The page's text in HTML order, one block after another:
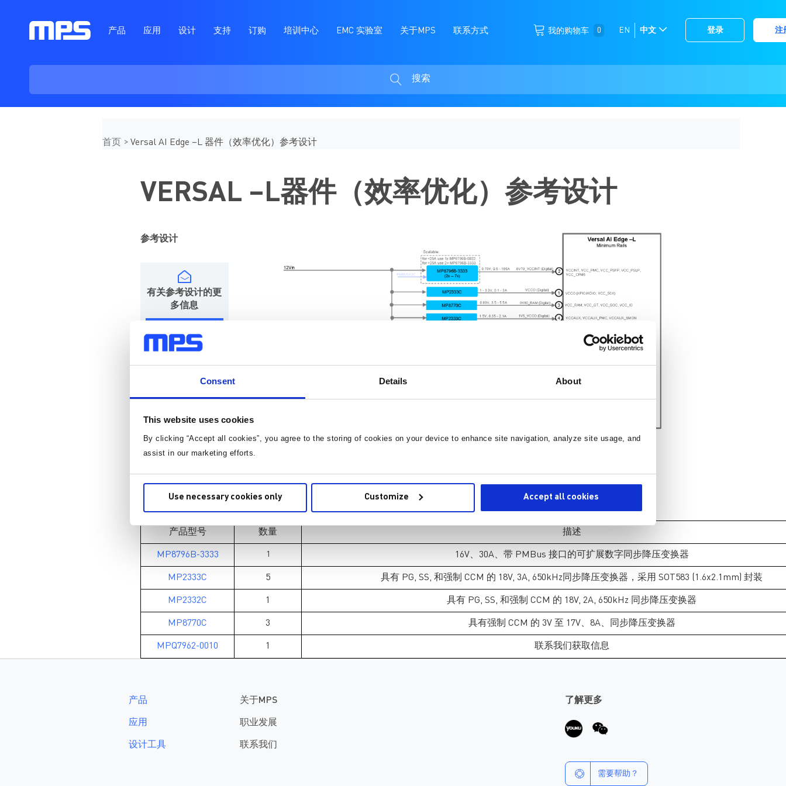
Consent Details About
This website uses cookies
By clicking “Accept all cookies”, you agree to the storing of cookies on your device to enhance site navigation, analyze site usage, and
assist in our marketing efforts.
Use necessary cookies only Customize Accept all cookies
产品 应用 设计 支持 订购 培训中心 EMC 实验室 关于MPS 联系方式 我的购物车 0 登录 注
跳
到
EN
选
中文
搜索
首页 Versal AI Edge –L 器件（效率优化）参考设计
VERSAL –L器件（效率优化）参考设计
参考设计
有关参考设计的更
多信息
将在 2 个工作日内给予回复
产品型号 数量 描述
MP8796B-3333 1 16V、30A、带 PMBus 接口的可扩展数字同步降压变换器
MP2333C 5 具有 PG, SS, 和强制 CCM 的 18V, 3A, 650kHz同步降压变换器，采用 SOT583 (1.6x2.1mm) 封装
MP2332C 1 具有 PG, SS, 和强制 CCM 的 18V, 2A, 650kHz 同步降压变换器
MP8770C 3 具有强制 CCM 的 3V 至 17V、8A、同步降压变换器
MPQ7962-0010 1 联系我们获取信息
产品
应用
设计工具
关于MPS
职业发展
联系我们
了解更多
需要帮助？